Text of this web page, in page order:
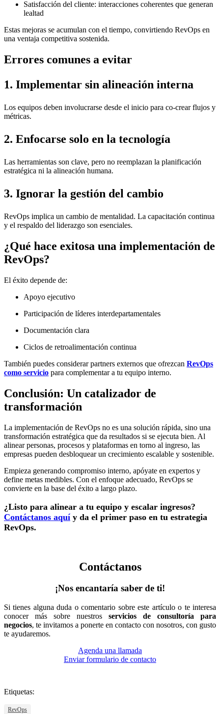
Satisfacción del cliente: interacciones coherentes que generan
lealtad
Estas mejoras se acumulan con el tiempo, convirtiendo RevOps en
una ventaja competitiva sostenida.
Errores comunes a evitar
1. Implementar sin alineación interna
Los equipos deben involucrarse desde el inicio para co-crear flujos y
métricas.
2. Enfocarse solo en la tecnología
Las herramientas son clave, pero no reemplazan la planificación
estratégica ni la alineación humana.
3. Ignorar la gestión del cambio
RevOps implica un cambio de mentalidad. La capacitación continua
y el respaldo del liderazgo son esenciales.
¿Qué hace exitosa una implementación de
RevOps?
El éxito depende de:
Apoyo ejecutivo
Participación de líderes interdepartamentales
Documentación clara
Ciclos de retroalimentación continua
También puedes considerar partners externos que ofrezcan RevOps
como servicio para complementar a tu equipo interno.
Conclusión: Un catalizador de
transformación
La implementación de RevOps no es una solución rápida, sino una
transformación estratégica que da resultados si se ejecuta bien. Al
alinear personas, procesos y plataformas en torno al ingreso, las
empresas pueden desbloquear un crecimiento escalable y sostenible.
Empieza generando compromiso interno, apóyate en expertos y
define metas medibles. Con el enfoque adecuado, RevOps se
convierte en la base del éxito a largo plazo.
¿Listo para alinear a tu equipo y escalar ingresos?
Contáctanos aquíy da el primer paso en tu estrategia
RevOps.
Contáctanos
¡Nos encantaría saber de ti!
Si tienes alguna duda o comentario sobre este artículo o te interesa
conocer más sobre nuestros servicios de consultoría para
negocios, te invitamos a ponerte en contacto con nosotros, con gusto
te ayudaremos.
Agenda una llamada
Enviar formulario de contacto
Etiquetas:
RevOps